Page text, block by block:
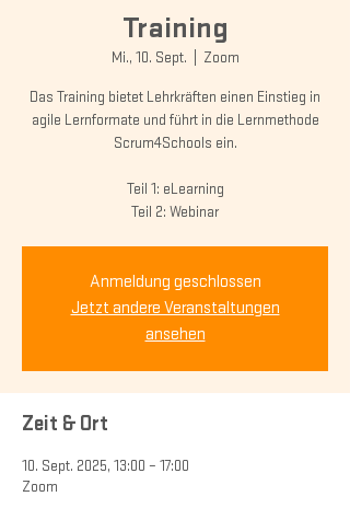
Training
Mi., 10. Sept. Zoom
Das Training bietet Lehrkräften einen Einstieg in
agile Lernformate und führt in die Lernmethode
Scrum4Schools ein.
Teil 1: eLearning
Anmeldung geschlossen
Jetzt andere Veranstaltungen
ansehen
Zeit & Ort
10. Sept. 2025, 13:00 – 17:00
Zoom